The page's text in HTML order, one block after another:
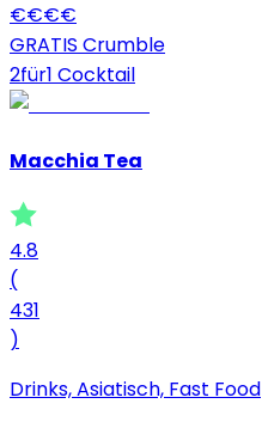
€€€€
GRATIS Crumble
2für1 Cocktail
Macchia Tea
4.8
(
431
)
Drinks, Asiatisch, Fast Food